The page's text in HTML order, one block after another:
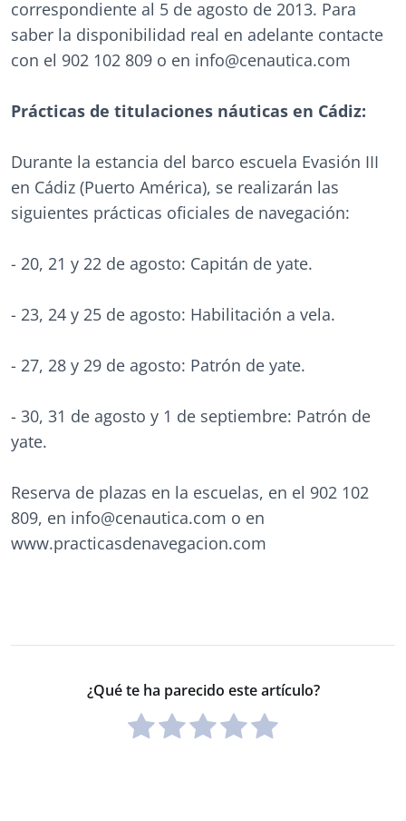
correspondiente al 5 de agosto de 2013. Para
saber la disponibilidad real en adelante contacte
con el 902 102 809 o en info@cenautica.com
Prácticas de titulaciones náuticas en Cádiz:
Durante la estancia del barco escuela Evasión III
en Cádiz (Puerto América), se realizarán las
siguientes prácticas oficiales de navegación:
- 20, 21 y 22 de agosto: Capitán de yate.
- 23, 24 y 25 de agosto: Habilitación a vela.
- 27, 28 y 29 de agosto: Patrón de yate.
- 30, 31 de agosto y 1 de septiembre: Patrón de
yate.
Reserva de plazas en la escuelas, en el 902 102
809, en info@cenautica.com o en
www.practicasdenavegacion.com
¿Qué te ha parecido este artículo?